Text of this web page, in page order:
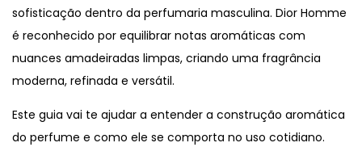
sofisticação dentro da perfumaria masculina. Dior Homme
é reconhecido por equilibrar notas aromáticas com
nuances amadeiradas limpas, criando uma fragrância
moderna, refinada e versátil.
Este guia vai te ajudar a entender a construção aromática
do perfume e como ele se comporta no uso cotidiano.